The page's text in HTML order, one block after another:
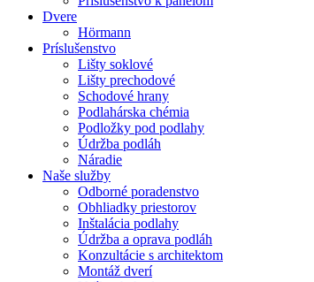
Dvere
Hörmann
Príslušenstvo
Lišty soklové
Lišty prechodové
Schodové hrany
Podlahárska chémia
Podložky pod podlahy
Údržba podláh
Náradie
Naše služby
Odborné poradenstvo
Obhliadky priestorov
Inštalácia podlahy
Údržba a oprava podláh
Konzultácie s architektom
Montáž dverí